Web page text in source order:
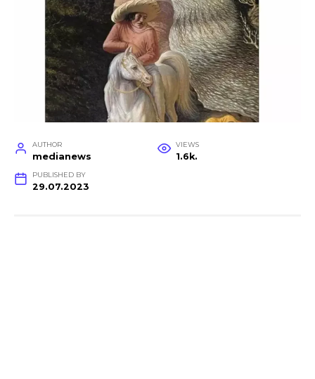
AUTHOR
medianews
VIEWS
1.6k.
PUBLISHED BY
29.07.2023